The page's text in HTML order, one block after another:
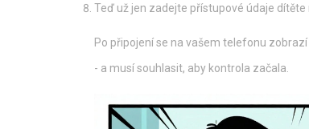
Teď už jen zadejte přístupové údaje
Po připojení se na vašem telefonu
- a musí souhlasit, aby kontrola začala.